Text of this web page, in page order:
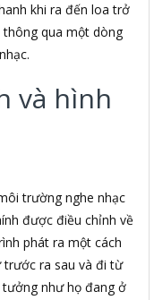
khi ra đến loa trở
qua một dòng
và hình
trường nghe nhạc
được điều chỉnh về
phát ra một cách
trước ra sau và đi từ
như họ đang ở